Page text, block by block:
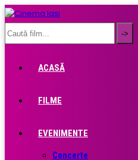
ACASĂ
FILME
EVENIMENTE
Concerte